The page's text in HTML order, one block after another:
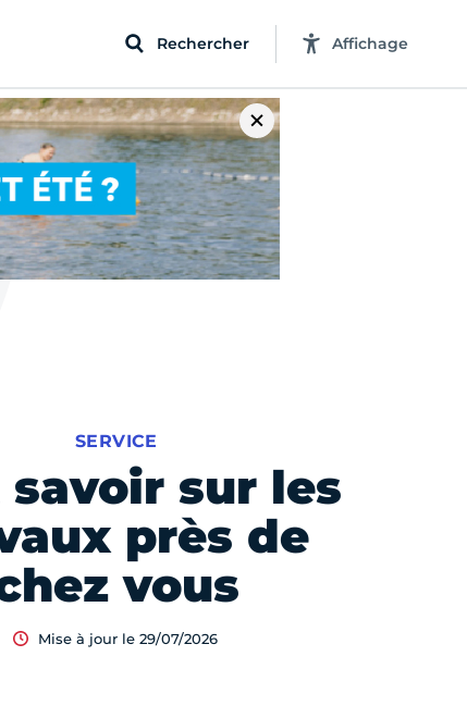
Rechercher Affichage
savoir sur les
près de
vous
SERVICE
Mise à jour le 29/07/2026